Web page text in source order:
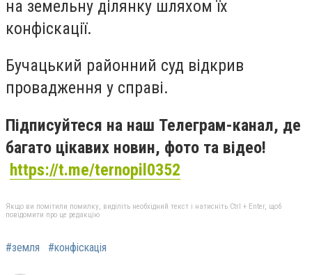
на земельну ділянку шляхом їх
конфіскації.
Бучацький районний суд відкрив
провадження у справі.
Підписуйтеся на наш Телеграм-канал, де
багато цікавих новин, фото та відео!
https://t.me/ternopil0352
Якщо ви помітили помилку, виділіть необхідний текст і натисніть Ctrl + Enter, щоб
повідомити про це редакцію
#земля #конфіскація